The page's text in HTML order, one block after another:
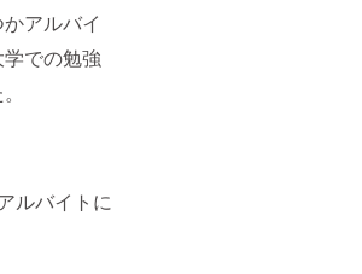
アルバイ
学での勉強
ルバイトに